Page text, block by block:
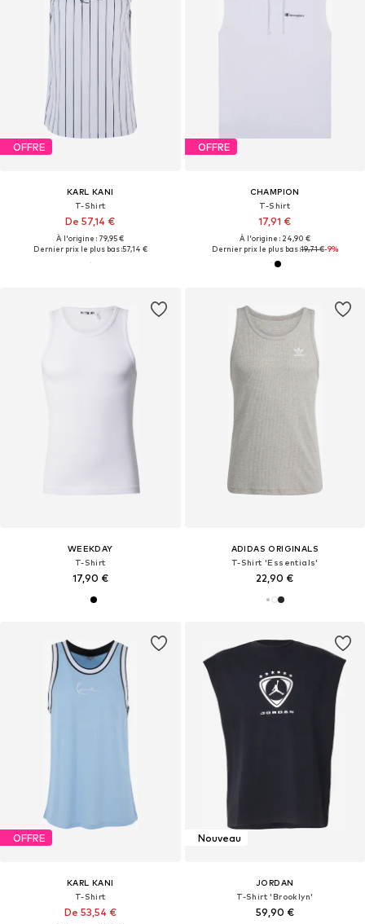
OFFRE
KARL KANI
T-Shirt
De 57,14 €
À l'origine : 79,95 €
Dernier prix le plus bas :57,14 €
OFFRE
CHAMPION
T-Shirt
17,91 €
À l'origine : 24,90 €
Dernier prix le plus bas :19,71 €-9%
WEEKDAY
T-Shirt
17,90 €
ADIDAS ORIGINALS
T-Shirt 'Essentials'
22,90 €
OFFRE
KARL KANI
T-Shirt
De 53,54 €
Nouveau
JORDAN
T-Shirt 'Brooklyn'
59,90 €